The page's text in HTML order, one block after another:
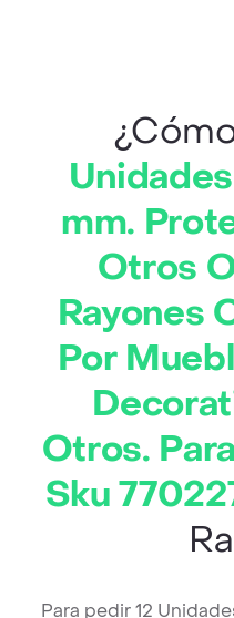
mm.
Otros
Rayones
Por
Otros.
Sku
Para pedir 12